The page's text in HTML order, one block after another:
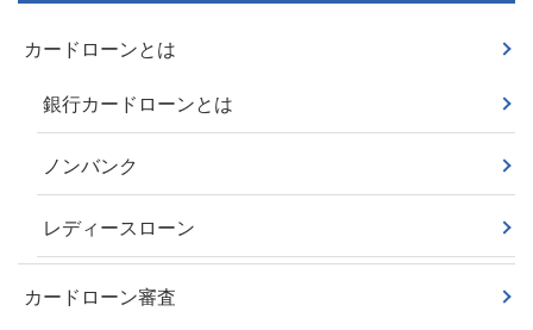
カードローンとは
銀行カードローンとは
ノンバンク
レディースローン
カードローン審査